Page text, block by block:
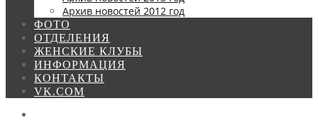
Архив новостей 2012 год
ФОТО
ОТДЕЛЕНИЯ
ЖЕНСКИЕ КЛУБЫ
ИНФОРМАЦИЯ
КОНТАКТЫ
VK.COM